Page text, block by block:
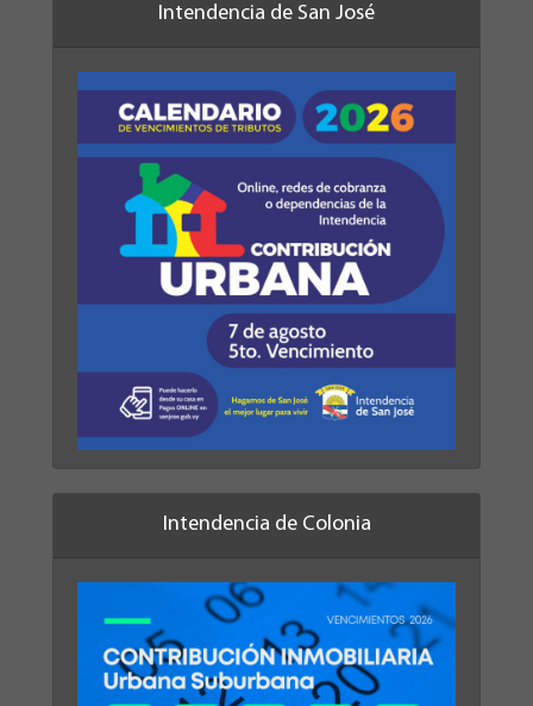
Intendencia de San José
Intendencia de Colonia